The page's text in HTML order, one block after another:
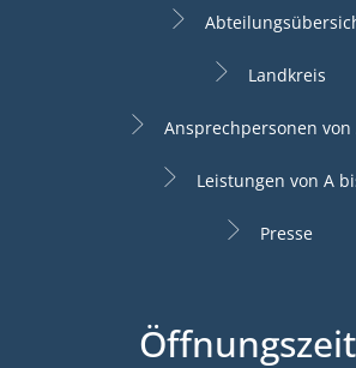
Landkreis
Ansprechpersonen von
Leistungen von A
Presse